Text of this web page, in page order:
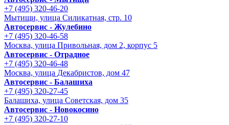
+7 (495) 320-46-20
Мытищи, улица Силикатная, стр. 10
Автосервис - Жулебино
+7 (495) 320-46-58
Москва, улица Привольная, дом 2, корпус 5
Автосервис - Отрадное
+7 (495) 320-46-48
Москва, улица Декабристов, дом 47
Автосервис - Балашиха
+7 (495) 320-27-45
Балашиха, улица Советская, дом 35
Автосервис - Новокосино
+7 (495) 320-27-10